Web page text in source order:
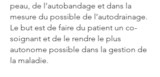
peau, de l’autobandage et dans la
mesure du possible de l’autodrainage.
Le but est de faire du patient un co-
soignant et de le rendre le plus
autonome possible dans la gestion de
la maladie.